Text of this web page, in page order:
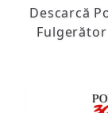
Descarcă